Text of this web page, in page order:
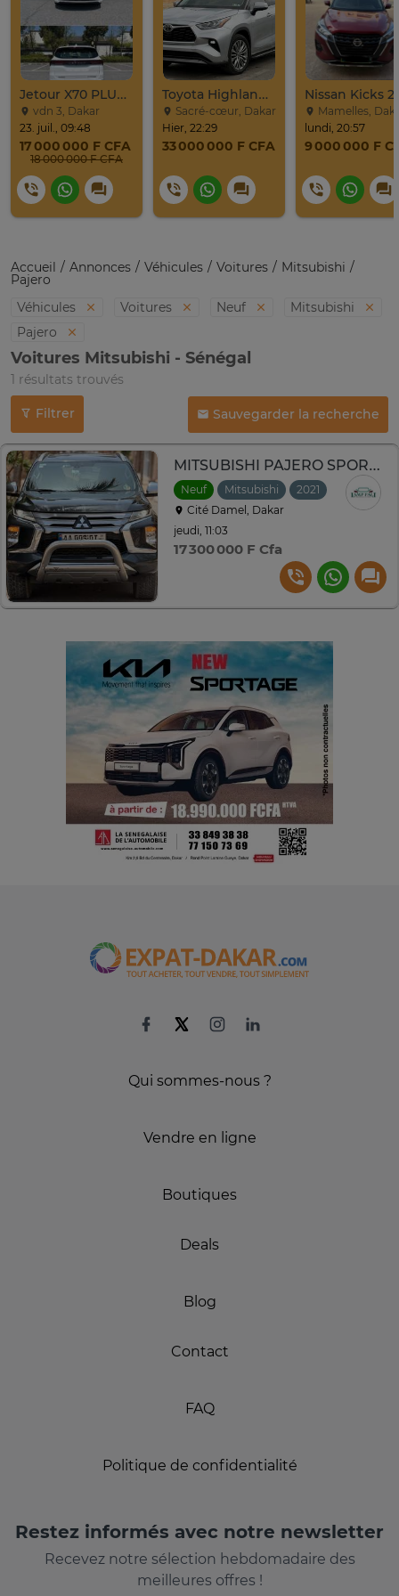
Jetour X70 PLUS 2024
vdn 3, Dakar
23. juil., 09:48
17 000 000 F CFA
18 000 000 F CFA
Toyota Highlander Platinium 2023
Sacré-cœur, Dakar
Hier, 22:29
33 000 000 F CFA
Nissan Kicks
Mamelles,
lundi, 20:57
9 000 000 F
Accueil Annonces Véhicules Voitures Mitsubishi
Pajero
Véhicules
Voitures Neuf
Mitsubishi
Pajero
Voitures Mitsubishi - Sénégal
1 résultats trouvés
Filtrer Sauvegarder la recherche
MITSUBISHI PAJERO SPORT 2021 DIESEL
Neuf Mitsubishi 2021
Cité Damel, Dakar
jeudi, 11:03
17 300 000 F Cfa
Qui sommes-nous ?
Vendre en ligne
Boutiques
Deals
Blog
Contact
FAQ
Politique de confidentialité
Restez informés avec notre newsletter
Recevez notre sélection hebdomadaire des
meilleures offres !